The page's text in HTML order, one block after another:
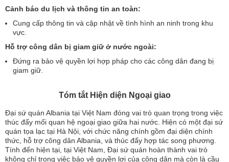
Cảnh báo du lịch và thông tin an toàn:
Cung cấp thông tin và cập nhật về tình hình an ninh trong khu
vực.
Hỗ trợ công dân bị giam giữ ở nước ngoài:
Đứng ra bảo vệ quyền lợi hợp pháp cho các công dân đang bị
giam giữ.
Tóm tắt Hiện diện Ngoại giao
Đại sứ quán Albania tại Việt Nam đóng vai trò quan trọng trong việc
thúc đẩy mối quan hệ ngoại giao giữa hai nước. Hiện có một đại sứ
quán tọa lạc tại Hà Nội, với chức năng chính gồm đại diện chính
thức, hỗ trợ công dân Albania, và thúc đẩy hợp tác song phương.
Tính đến hiện tại, tại Việt Nam, Đại sứ quán hoàn thành vai trò
không chỉ trong việc bảo vệ quyền lợi của công dân mà còn là cầu